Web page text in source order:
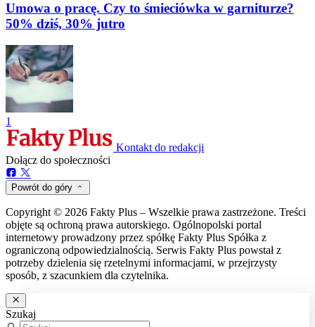
Umowa o pracę. Czy to śmieciówka w garniturze?
50% dziś, 30% jutro
1
Kontakt do redakcji
Dołącz do społeczności
Powrót do góry
Copyright © 2026 Fakty Plus – Wszelkie prawa zastrzeżone. Treści
objęte są ochroną prawa autorskiego. Ogólnopolski portal
internetowy prowadzony przez spółkę Fakty Plus Spółka z
ograniczoną odpowiedzialnością. Serwis Fakty Plus powstał z
potrzeby dzielenia się rzetelnymi informacjami, w przejrzysty
sposób, z szacunkiem dla czytelnika.
Szukaj